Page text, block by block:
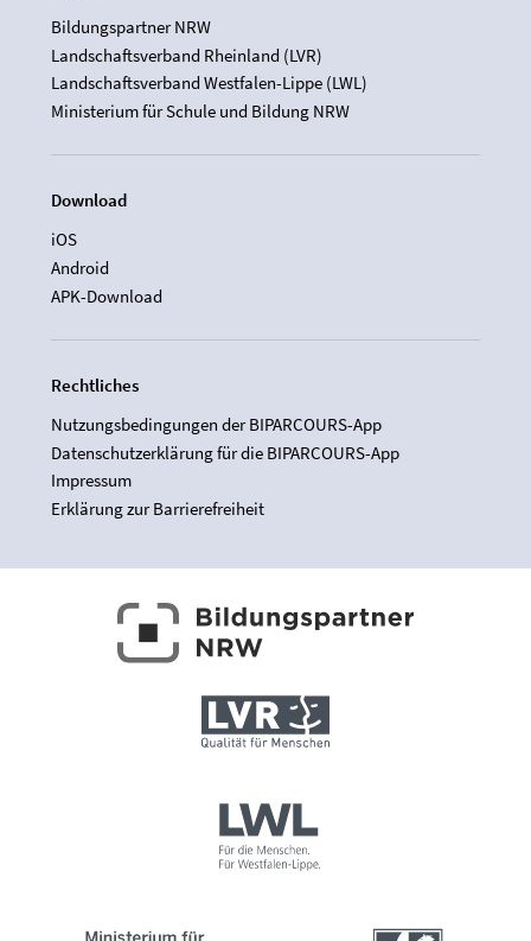
Bildungspartner NRW
Landschaftsverband Rheinland (LVR)
Landschaftsverband Westfalen-Lippe (LWL)
Ministerium für Schule und Bildung NRW
Download
iOS
Android
APK-Download
Rechtliches
Nutzungsbedingungen der BIPARCOURS-App
Datenschutzerklärung für die BIPARCOURS-App
Impressum
Erklärung zur Barrierefreiheit